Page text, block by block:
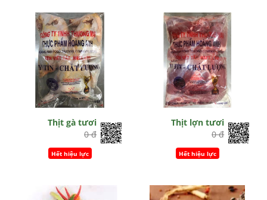
Thịt gà tươi
0 đ
Hết hiệu lực
Thịt lợn tươi
0 đ
Hết hiệu lực